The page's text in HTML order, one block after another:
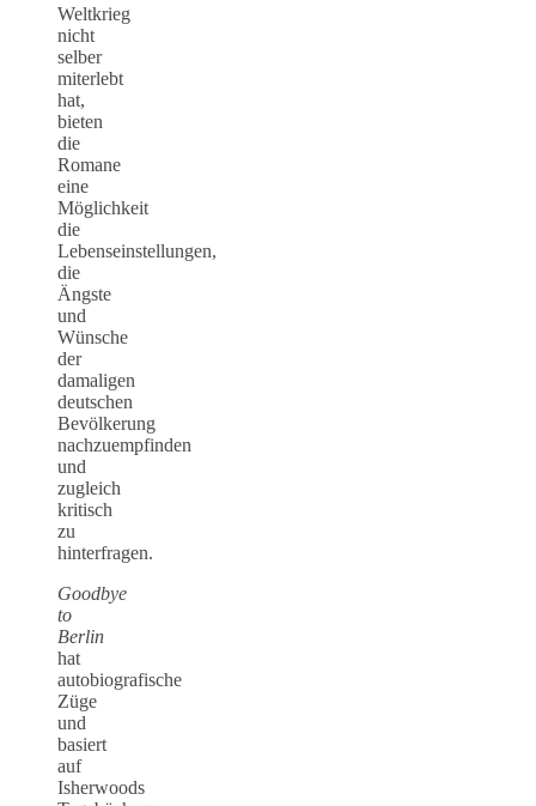
Weltkrieg
nicht
selber
miterlebt
hat,
bieten
die
Romane
eine
Möglichkeit
die
Lebenseinstellungen,
die
Ängste
und
Wünsche
der
damaligen
deutschen
Bevölkerung
nachzuempfinden
und
zugleich
kritisch
zu
hinterfragen.
Goodbye
to
Berlin
hat
autobiografische
Züge
und
basiert
auf
Isherwoods